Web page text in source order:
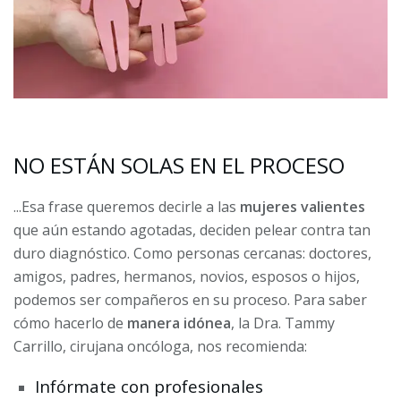
NO ESTÁN SOLAS EN EL PROCESO
...Esa frase queremos decirle a las mujeres valientes
que aún estando agotadas, deciden pelear contra tan
duro diagnóstico. Como personas cercanas: doctores,
amigos, padres, hermanos, novios, esposos o hijos,
podemos ser compañeros en su proceso. Para saber
cómo hacerlo de manera idónea, la Dra. Tammy
Carrillo, cirujana oncóloga, nos recomienda:
Infórmate con profesionales